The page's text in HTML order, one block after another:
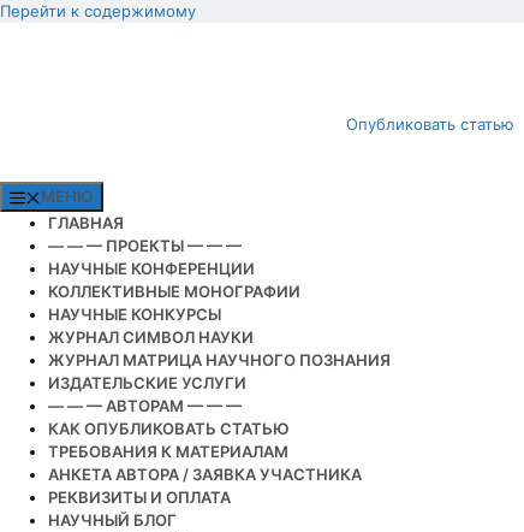
Перейти к содержимому
Опубликовать статью
МЕНЮ
ГЛАВНАЯ
— — — ПРОЕКТЫ — — —
НАУЧНЫЕ КОНФЕРЕНЦИИ
КОЛЛЕКТИВНЫЕ МОНОГРАФИИ
НАУЧНЫЕ КОНКУРСЫ
ЖУРНАЛ СИМВОЛ НАУКИ
ЖУРНАЛ МАТРИЦА НАУЧНОГО ПОЗНАНИЯ
ИЗДАТЕЛЬСКИЕ УСЛУГИ
— — — АВТОРАМ — — —
КАК ОПУБЛИКОВАТЬ СТАТЬЮ
ТРЕБОВАНИЯ К МАТЕРИАЛАМ
АНКЕТА АВТОРА / ЗАЯВКА УЧАСТНИКА
РЕКВИЗИТЫ И ОПЛАТА
НАУЧНЫЙ БЛОГ